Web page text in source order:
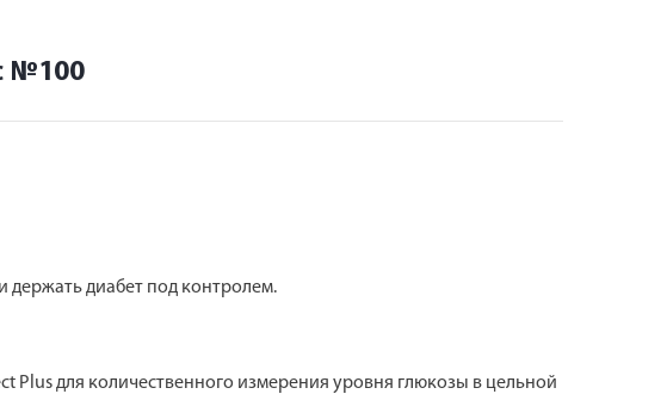
№100
держать диабет под контролем.
Plus для количественного измерения уровня глюкозы в цельной